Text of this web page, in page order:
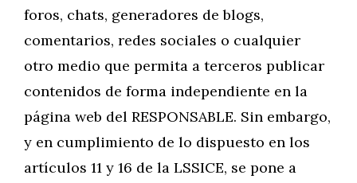
foros, chats, generadores de blogs,
comentarios, redes sociales o cualquier
otro medio que permita a terceros publicar
contenidos de forma independiente en la
página web del RESPONSABLE. Sin embargo,
y en cumplimiento de lo dispuesto en los
artículos 11 y 16 de la LSSICE, se pone a